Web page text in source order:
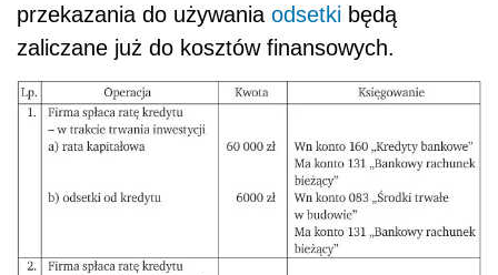
przekazania do używania odsetki będą
zaliczane już do kosztów finansowych.